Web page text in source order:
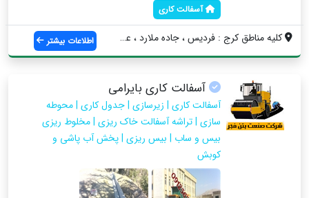
آسفالت کاری
کلیه مناطق کرج : فردیس ، جاده ملارد ، عظ... اطلاعات بیشتر
آسفالت کاری بایرامی
آسفالت کاری | زیرسازی | جدول کاری | محوطه
سازی | تراشه آسفالت خاک ریزی | مخلوط ریزی
بیس و ساب | بیس ریزی | پخش آب پاشی و
کوبش